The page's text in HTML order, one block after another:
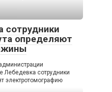
сотрудники
определяют
Лебедевка сотрудники
электротомографию